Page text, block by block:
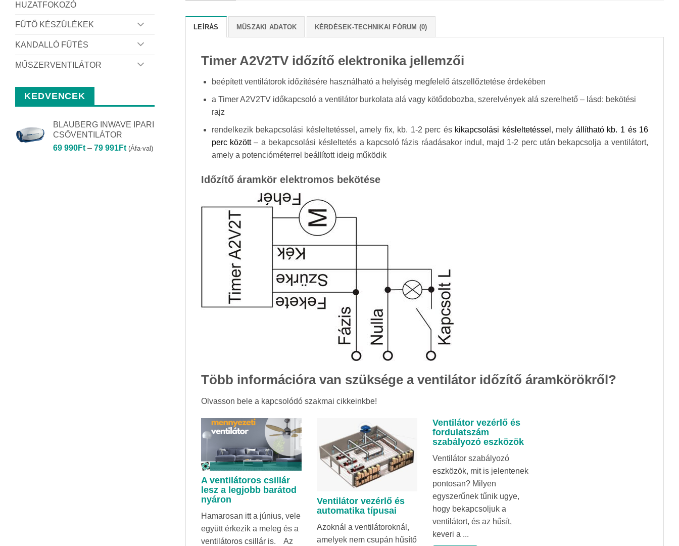
HUZATFOKOZÓ
FŰTŐ KÉSZÜLÉKEK
KANDALLÓ FŰTÉS
MŰSZERVENTILÁTOR
KEDVENCEK
BLAUBERG INWAVE IPARI
CSŐVENTILÁTOR
69 990Ft – 79 991FtÁrtartomány:
(Áfa-val)
LEÍRÁS MŰSZAKI ADATOK KÉRDÉSEK-TECHNIKAI FÓRUM (0)
Timer A2V2TV időzítő elektronika jellemzői
beépített ventilátorok időzítésére használható a helyiség megfelelő átszellőztetése érdekében
a Timer A2V2TV időkapcsoló a ventilátor burkolata alá vagy kötődobozba, szerelvények alá szerelhető – lásd: bekötési
rajz
rendelkezik bekapcsolási késleltetéssel, amely fix, kb. 1-2 perc és kikapcsolási késleltetéssel , mely állítható kb. 1 és 16
perc között– a bekapcsolási késleltetés a kapcsoló fázis ráadásakor indul, majd 1-2 perc után bekapcsolja a ventilátort,
amely a potencióméterrel beállított ideig működik
Időzítő áramkör elektromos bekötése
Több információra van szüksége a ventilátor időzítő áramkörökről?
Olvasson bele a kapcsolódó szakmai cikkeinkbe!
A ventilátoros csillár
lesz a legjobb barátod
nyáron
Hamarosan itt a június, vele
együtt érkezik a meleg és a
ventilátoros csillár is. Az
Ventilátor vezérlő és
automatika típusai
Azoknál a ventilátoroknál,
amelyek nem csupán hűsítő
Ventilátor vezérlő és
fordulatszám
szabályozó eszközök
Ventilátor szabályozó
eszközök, mit is jelentenek
pontosan? Milyen
egyszerűnek tűnik ugye,
hogy bekapcsoljuk a
ventilátort, és az hűsít,
keveri a ...